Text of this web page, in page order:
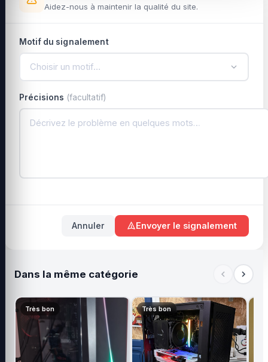
Aidez-nous à maintenir la qualité du site.
Motif du signalement
Choisir un motif…
Précisions (facultatif)
Annuler Envoyer le signalement
Dans la même catégorie
Très bon Très bon